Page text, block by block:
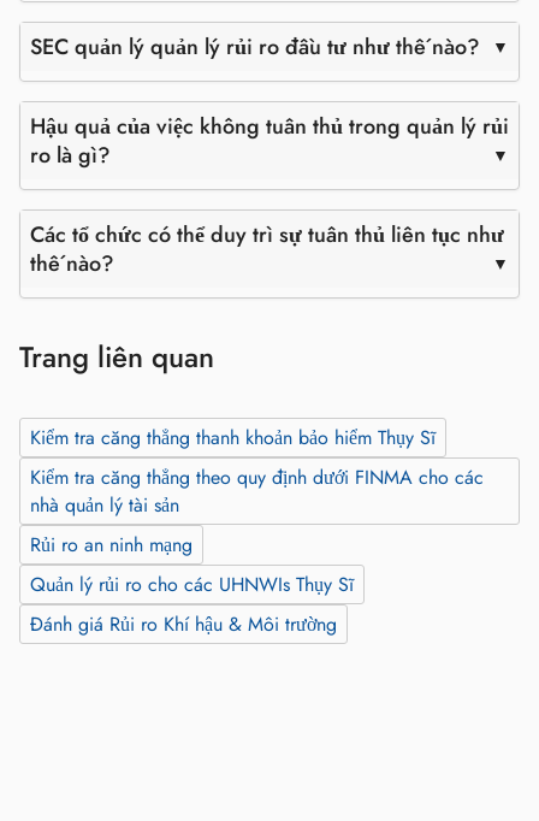
SEC quản lý quản lý rủi ro đầu tư như thế nào?
Hậu quả của việc không tuân thủ trong quản lý rủi
ro là gì?
Các tổ chức có thể duy trì sự tuân thủ liên tục như
thế nào?
Trang liên quan
Kiểm tra căng thẳng thanh khoản bảo hiểm Thụy Sĩ
Kiểm tra căng thẳng theo quy định dưới FINMA cho các
nhà quản lý tài sản
Rủi ro an ninh mạng
Quản lý rủi ro cho các UHNWIs Thụy Sĩ
Đánh giá Rủi ro Khí hậu & Môi trường